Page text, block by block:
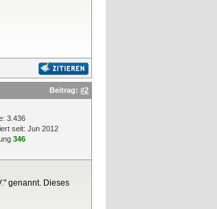
Beitrag: #2
3.436
seit: Jun 2012
346
genannt. Dieses